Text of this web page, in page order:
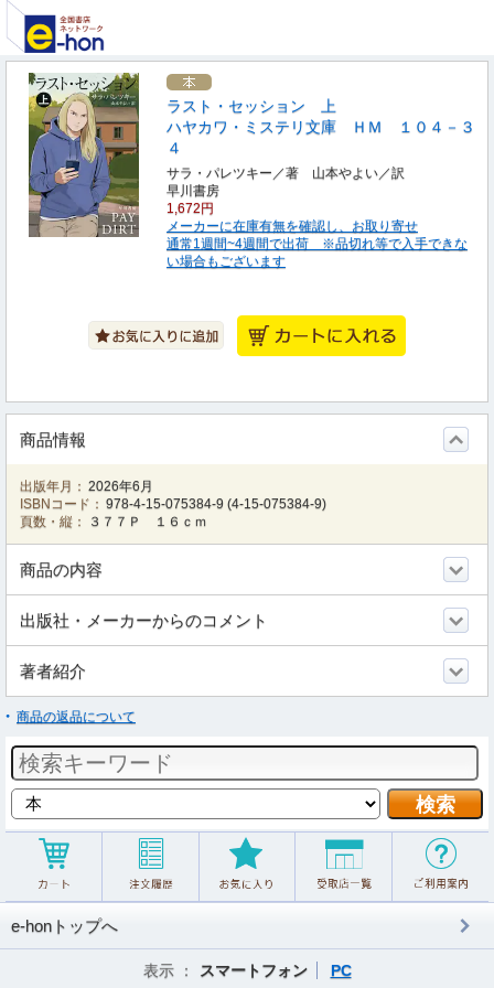
ラスト・セッション 上
ハヤカワ・ミステリ文庫 ＨＭ １０４－３
４
サラ・パレツキー／著 山本やよい／訳
早川書房
1,672円
メーカーに在庫有無を確認し、お取り寄せ
通常1週間~4週間で出荷 ※品切れ等で入手できな
い場合もございます
商品情報
出版年月： 2026年6月
ISBNコード： 978-4-15-075384-9 (4-15-075384-9)
頁数・縦：
３７７Ｐ １６ｃｍ
商品の内容
出版社・メーカーからのコメント
著者紹介
商品の返品について
e-honトップへ
表示 ： スマートフォン PC